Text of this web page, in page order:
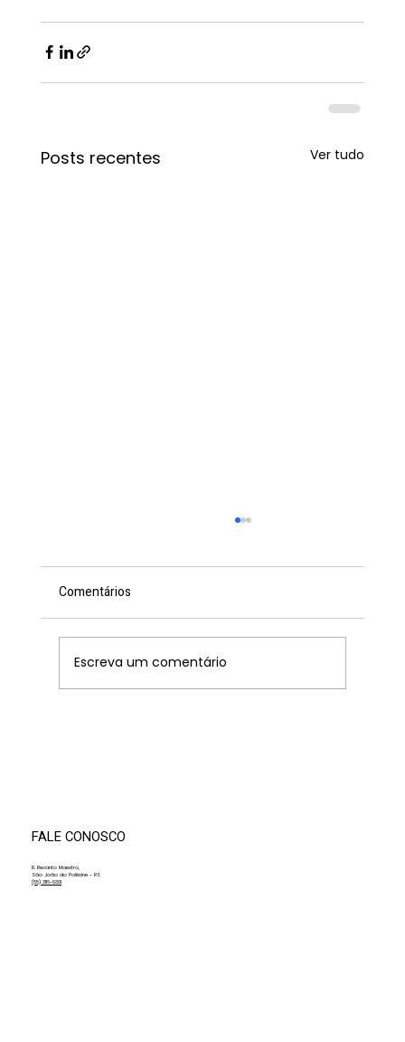
Posts recentes Ver tudo
Comentários
Escreva um comentário
FALE CONOSCO
R. Recanto Maestro,
São João do Polêsine - RS
(55) 3116-0301